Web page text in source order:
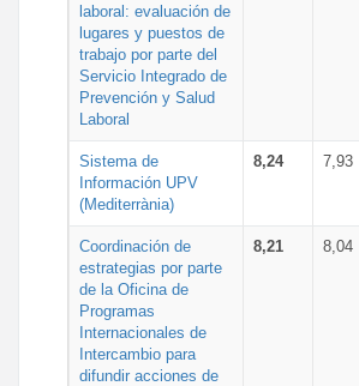
laboral: evaluación de
lugares y puestos de
trabajo por parte del
Servicio Integrado de
Prevención y Salud
Laboral
Sistema de
Información UPV
(Mediterrània)
8,24 7,93
Coordinación de
estrategias por parte
de la Oficina de
Programas
Internacionales de
Intercambio para
difundir acciones de
8,21 8,04